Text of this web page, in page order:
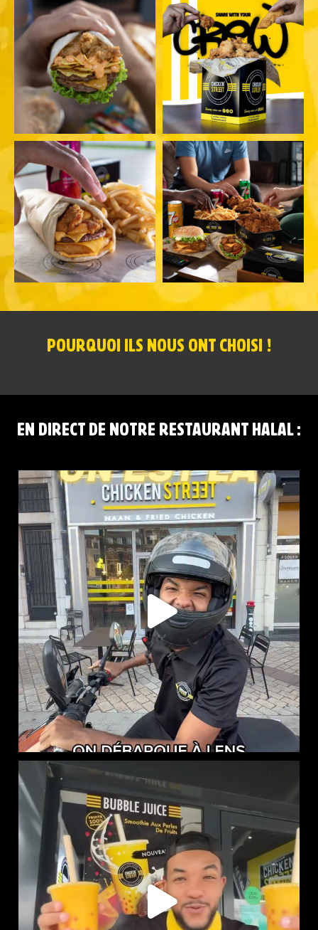
POURQUOI ILS NOUS ONT CHOISI !
EN DIRECT DE NOTRE RESTAURANT HALAL :
CHICKEN STREET LENS EST LÀ
12 Place...
44 37
NOUVEAUTÉ CHEZ CHICKEN STREET
...
45 0